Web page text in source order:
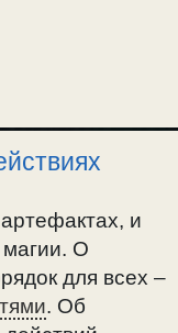
и
магии. О
для всех –
. Об